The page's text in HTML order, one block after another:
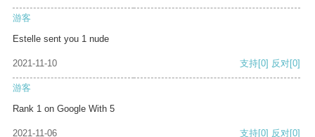
游客
Estelle sent you 1 nude
2021-11-10 支持[0] 反对[0]
游客
Rank 1 on Google With 5
2021-11-06 支持[0] 反对[0]